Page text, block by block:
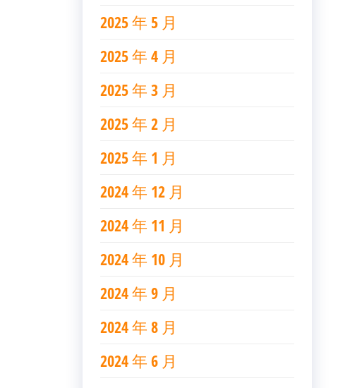
2025 年 5 月
2025 年 4 月
2025 年 3 月
2025 年 2 月
2025 年 1 月
2024 年 12 月
2024 年 11 月
2024 年 10 月
2024 年 9 月
2024 年 8 月
2024 年 6 月